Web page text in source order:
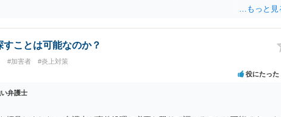
ことは可能なのか？
#加害者 #炎上対策
役にたった
弁護士